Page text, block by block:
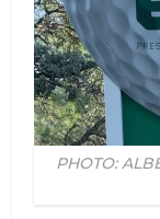
PHOTO: